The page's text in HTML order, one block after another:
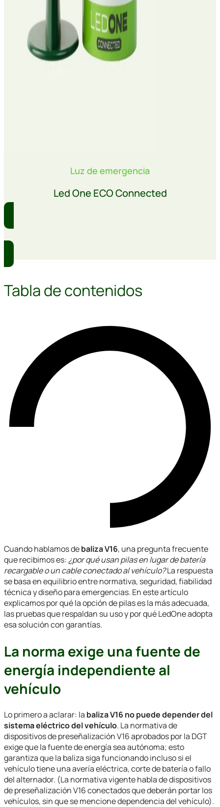
Luz de emergencia
Led One ECO Connected
Tabla de contenidos
Cuando hablamos debaliza V16, una pregunta frecuente
que recibimos es: ¿por qué usan pilas en lugar de batería
recargable o un cable conectado al vehículo?La respuesta
se basa en equilibrio entre normativa, seguridad, fiabilidad
técnica y diseño para emergencias. En este artículo
explicamos por qué la opción de pilas es la más adecuada,
las pruebas que respaldan su uso y por qué LedOne adopta
esa solución con garantías.
La norma exige una fuente de
energía independiente al
vehículo
Lo primero a aclarar: la baliza V16 no puede depender del
sistema eléctrico del vehículo. La normativa de
dispositivos de preseñalización V16 aprobados por la DGT
exige que la fuente de energía sea autónoma; esto
garantiza que la baliza siga funcionando incluso si el
vehículo tiene una avería eléctrica, corte de batería o fallo
del alternador. (La normativa vigente habla de dispositivos
de preseñalización V16 conectados que deberán portar los
vehículos, sin que se mencione dependencia del vehículo).